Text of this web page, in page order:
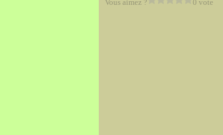
Vous aimez ? 0 vote